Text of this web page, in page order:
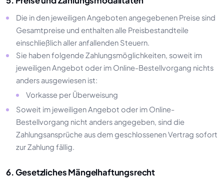
Die in den jeweiligen Angeboten angegebenen Preise sind
Gesamtpreise und enthalten alle Preisbestandteile
einschließlich aller anfallenden Steuern.
Sie haben folgende Zahlungsmöglichkeiten, soweit im
jeweiligen Angebot oder im Online-Bestellvorgang nichts
anders ausgewiesen ist:
Vorkasse per Überweisung
Soweit im jeweiligen Angebot oder im Online-
Bestellvorgang nicht anders angegeben, sind die
Zahlungsansprüche aus dem geschlossenen Vertrag sofort
zur Zahlung fällig.
6. Gesetzliches Mängelhaftungsrecht